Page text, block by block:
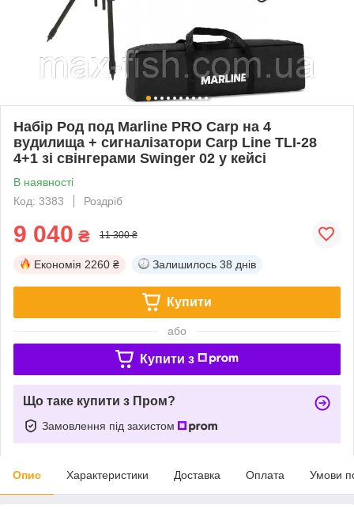
Набір Род под Marline PRO Carp на 4
вудилища + сигналізатори Carp Line TLI-28
4+1 зі свінгерами Swinger 02 у кейсі
В наявності
Код: 3383
Роздріб
9 040 ₴ 11 300 ₴
Економія 2260 ₴ Залишилось 38 днів
Купити
або
Купити з
Що таке купити з Пром?
Замовлення під захистом
Опис Характеристики Доставка Оплата Умови